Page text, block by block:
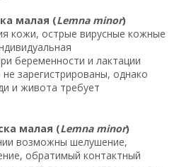
малая (Lemna minor)
кожи, острые вирусные кожные
беременности и лактации
зарегистрированы, однако
и живота требует
малая (Lemna minor)
возможны шелушение,
обратимый контактный